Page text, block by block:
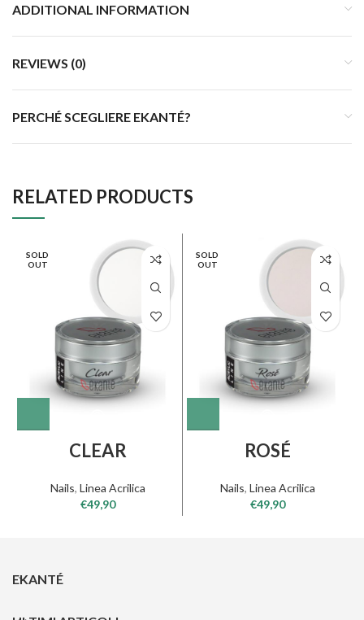
ADDITIONAL INFORMATION
REVIEWS (0)
PERCHÉ SCEGLIERE EKANTÉ?
RELATED PRODUCTS
SOLD
OUT
CLEAR
Nails, Linea Acrilica
€49,90
SOLD
OUT
ROSÉ
Nails, Linea Acrilica
€49,90
EKANTÉ